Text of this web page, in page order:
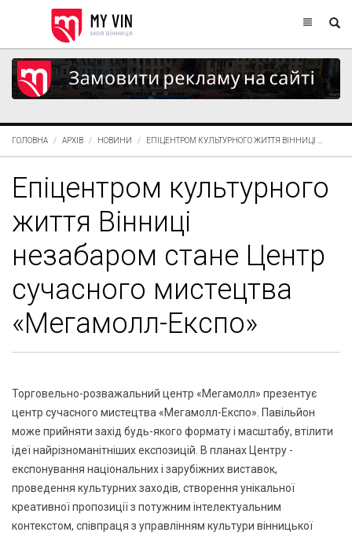
ГОЛОВНА АРХІВ НОВИНИ ЕПІЦЕНТРОМ КУЛЬТУРНОГО ЖИТТЯ ВІННИЦІ ...
Епіцентром культурного
життя Вінниці
незабаром стане Центр
сучасного мистецтва
«Мегамолл-Експо»
Торговельно-розважальний центр «Мегамолл» презентує
центр сучасного мистецтва «Мегамолл-Експо». Павільйон
може прийняти захід будь-якого формату і масштабу, втілити
ідеї найрізноманітніших експозицій. В планах Центру -
експонування національних і зарубіжних виставок,
проведення культурних заходів, створення унікальної
креативної пропозиції з потужним інтелектуальним
контекстом, співпраця з управлінням культури вінницької